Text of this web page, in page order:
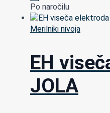
Po naročilu
Merilniki nivoja
EH
JOLA